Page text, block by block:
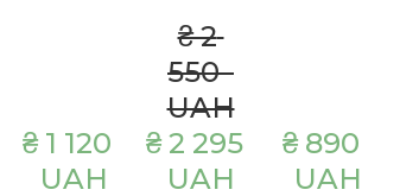
₴ 1 120
UAH
₴ 2
550
UAH
₴ 2 295
UAH
₴ 890
UAH